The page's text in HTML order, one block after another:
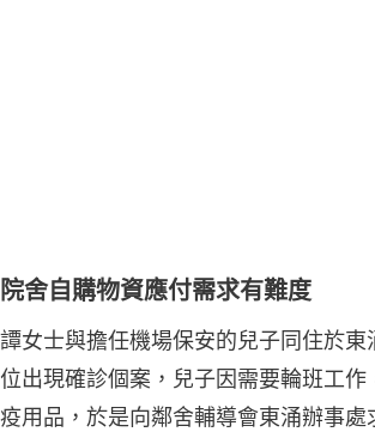
疫物資有極大需求，而社區內基層人
照顧員等較高風險的工作，面對染疫的
構成身心以至經濟等沉重負擔。